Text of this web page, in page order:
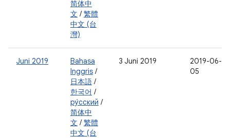
简体中
文 /繁體
中文 (台
灣)
Juni 2019
Bahasa
Inggris /
日本語 /
한국어 /
ру́сский /
简体中
文 /繁體
中文 (台
3 Juni 2019
2019-06-
05